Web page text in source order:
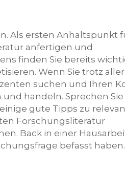
Als ersten Anhaltspunkt
anfertigen und
finden Sie bereits
Wenn Sie trotz aller
suchen und Ihren
handeln. Sprechen Sie
gute Tipps zu
Forschungsliteratur
Back in einer
befasst haben.